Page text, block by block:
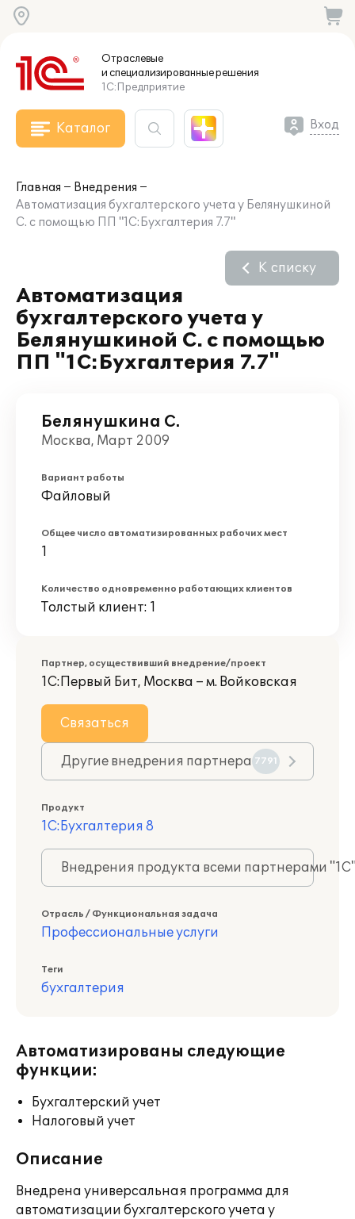
Отраслевые
и специализированныерешения
1С:Предприятие
Каталог Вход
Главная
Внедрения
Автоматизация бухгалтерского учета у Белянушкиной
С. с помощью ПП "1С:Бухгалтерия 7.7"
Автоматизация
бухгалтерского учета у
Белянушкиной С. с помощью
ПП "1С:Бухгалтерия 7.7"
К списку
Белянушкина С.
Москва, Март 2009
Вариант работы
Файловый
Общее число автоматизированных рабочих мест
1
Количество одновременно работающих клиентов
Толстый клиент: 1
Партнер, осуществивший внедрение/проект
1С:Первый Бит, Москва – м. Войковская
Связаться
Другие внедрения партнера 7791
Продукт
1С:Бухгалтерия 8
Внедрения продукта всеми партнерами
Отрасль / Функциональная задача
Профессиональные услуги
Теги
бухгалтерия
Автоматизированы следующие
функции:
Бухгалтерский учет
Налоговый учет
Описание
Внедрена универсальная программа для
автоматизации бухгалтерского учета у